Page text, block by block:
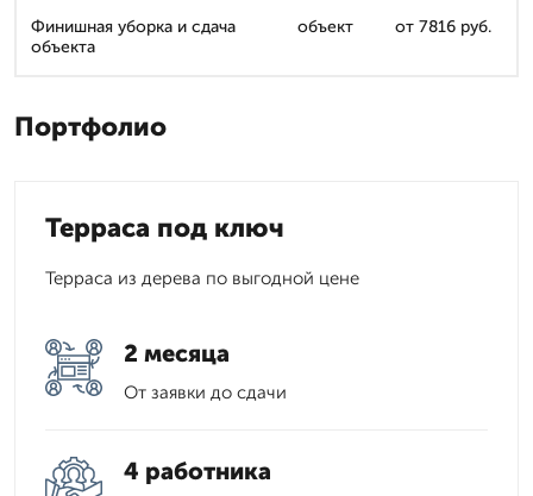
Финишная уборка и сдача
объекта
объект от 7816 руб.
Портфолио
Терраса под ключ
Терраса из дерева по выгодной цене
2 месяца
От заявки до сдачи
4 работника